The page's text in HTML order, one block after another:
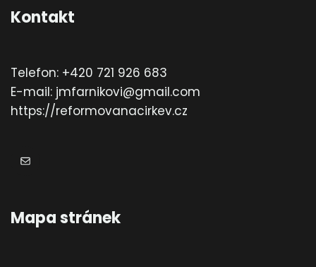
Kontakt
Telefon: +420 721 926 683
E-mail: jmfarnikovi@gmail.com
https://reformovanacirkev.cz
E-mail
Mapa stránek